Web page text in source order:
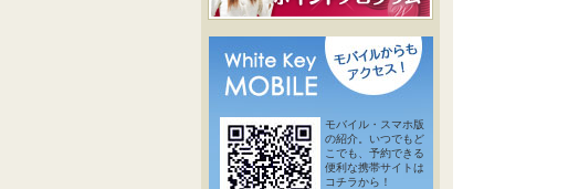
モバイル・スマホ版
の紹介。いつでもど
こでも、予約できる
便利な携帯サイトは
コチラから！